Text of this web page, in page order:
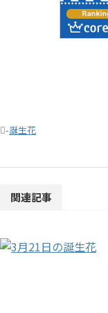
-誕生花
関連記事